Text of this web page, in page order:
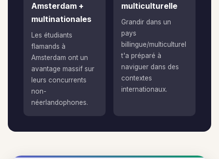
Amsterdam +
multinationales
Les étudiants
flamands à
Amsterdam ont un
avantage massif sur
leurs concurrents
non-
néerlandophones.
multiculturelle
Grandir dans un
pays
billingue/multiculturel
t'a préparé à
naviguer dans des
contextes
internationaux.